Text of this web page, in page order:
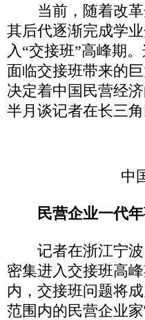
当前，随着改革
其后代逐渐完成学
入“交接班”高峰期
面临交接班带来的
决定着中国民营经
半月谈记者在长三
中
民营企业一代
记者在浙江宁波
密集进入交接班高
内，交接班问题将
范围内的民营企业家